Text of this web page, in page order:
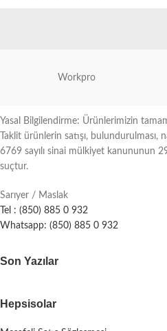
Workpro
Yasal Bilgilendirme: Ürünlerimizin
Taklit ürünlerin satışı, bulundurulması,
6769 sayılı sinai mülkiyet kanununun
suçtur.
Sarıyer / Maslak
Tel : (850) 885 0 932
Whatsapp: (850) 885 0 932
Son Yazılar
Hepsisolar